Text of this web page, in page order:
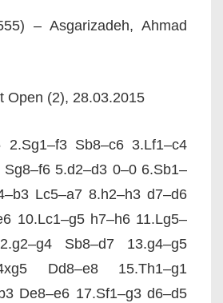
– Asgarizadeh, Ahmad
Open (2), 28.03.2015
2.Sg1–f3 Sb8–c6 3.Lf1–c4
5.d2–d3 0–0 6.Sb1–
Lc5–a7 8.h2–h3 d7–d6
10.Lc1–g5 h7–h6 11.Lg5–
Sb8–d7 13.g4–g5
Dd8–e8 15.Th1–g1
De8–e6 17.Sf1–g3 d6–d5